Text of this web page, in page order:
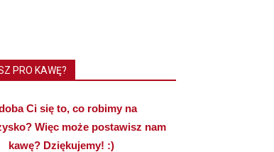
PRO KAWĘ?
Ci się to, co robimy na
Więc może postawisz nam
kawę? Dziękujemy! :)